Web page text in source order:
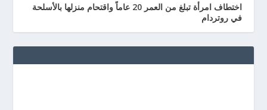
اختطاف امرأة تبلغ من العمر 20 عاماً واقتحام منزلها بالأسلحة
في روتردام